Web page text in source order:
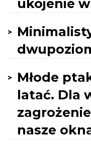
ukojenie
Młode
latać. Dla
nasze